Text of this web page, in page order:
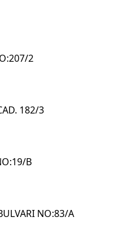
2
182/3
B
NO:83/A